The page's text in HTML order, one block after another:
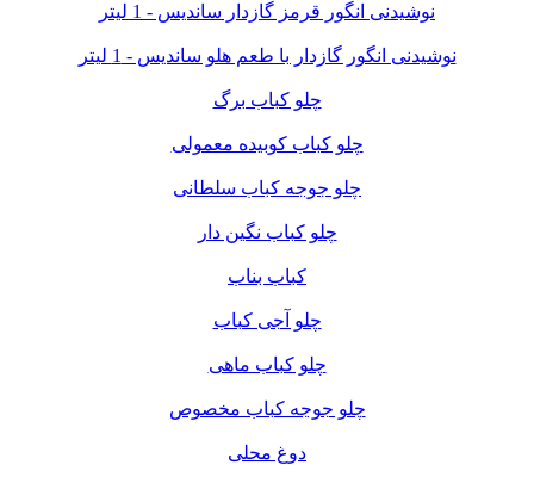
نوشیدنی انگور قرمز گازدار ساندیس - 1 لیتر
نوشیدنی انگور گازدار با طعم هلو ساندیس - 1 لیتر
چلو کباب برگ
چلو کباب کوبیده معمولی
چلو جوجه کباب سلطانی
چلو کباب نگین دار
کباب بناب
چلو آجی کباب
چلو کباب ماهی
چلو جوجه کباب مخصوص
دوغ محلی